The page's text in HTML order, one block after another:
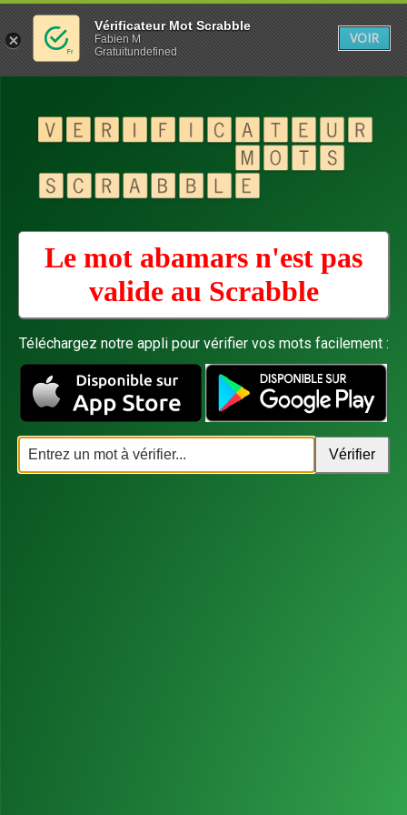
Le mot abamars n'est pas
valide au Scrabble
Téléchargez notre appli pour vérifier vos mots facilement :
Vérificateur Mot Scrabble
Fabien M
Gratuitundefined
VOIR